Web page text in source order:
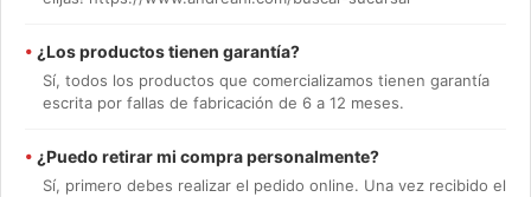
• ¿Los productos tienen garantía?
Sí, todos los productos que comercializamos tienen garantía
escrita por fallas de fabricación de 6 a 12 meses.
• ¿Puedo retirar mi compra personalmente?
Sí, primero debes realizar el pedido online. Una vez recibido el